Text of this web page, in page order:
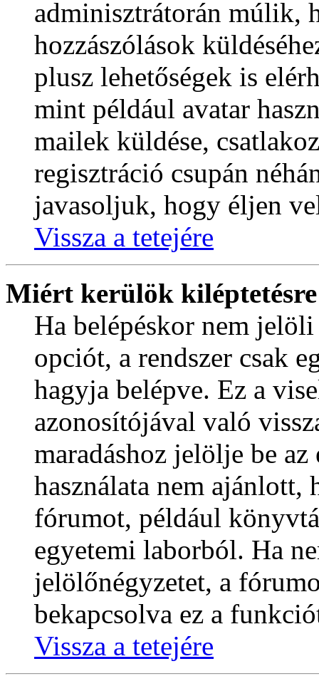
adminisztrátorán múlik,
hozzászólások
plusz lehetőségek is
mint például avatar
mailek küldése,
regisztráció csupán
javasoljuk, hogy éljen
Vissza a tetejére
Miért kerülök
Ha belépéskor nem
opciót, a rendszer csak
hagyja belépve. Ez a
azonosítójával való
maradáshoz jelölje be
használata nem
fórumot, például
egyetemi laborból. Ha
jelölőnégyzetet, a
bekapcsolva ez a
Vissza a tetejére